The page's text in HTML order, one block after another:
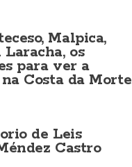
Malpica,
os
para ver a
Costa da Morte
de Leis
Castro